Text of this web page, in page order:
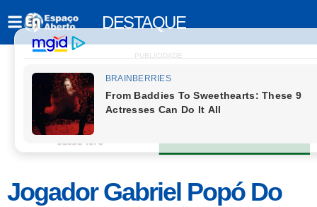
DESTAQUE
PUBLICIDADE
Jogador Gabriel Popó Do